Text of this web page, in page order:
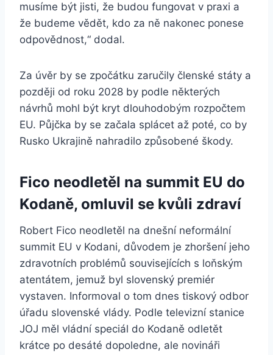
musíme být jisti, že budou fungovat v praxi a
že budeme vědět, kdo za ně nakonec ponese
odpovědnost,“ dodal.
Za úvěr by se zpočátku zaručily členské státy a
později od roku 2028 by podle některých
návrhů mohl být kryt dlouhodobým rozpočtem
EU. Půjčka by se začala splácet až poté, co by
Rusko Ukrajině nahradilo způsobené škody.
Fico neodletěl na summit EU do
Kodaně, omluvil se kvůli zdraví
Robert Fico neodletěl na dnešní neformální
summit EU v Kodani, důvodem je zhoršení jeho
zdravotních problémů souvisejících s loňským
atentátem, jemuž byl slovenský premiér
vystaven. Informoval o tom dnes tiskový odbor
úřadu slovenské vlády. Podle televizní stanice
JOJ měl vládní speciál do Kodaně odletět
krátce po desáté dopoledne, ale novináři